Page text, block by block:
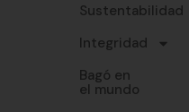
Sustentabilidad
Integridad
Bagó en
el mundo